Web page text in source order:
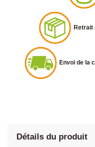
Retrait
Envoi de la
Détails du produit